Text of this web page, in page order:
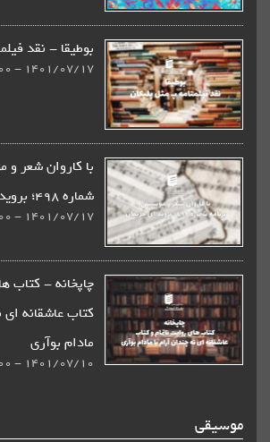
بوطیقا - نقد فیلمنامه پ مثل
1401/07/17 - 00:00
با کاروان شعر و موسیقی -
شماره 498؛ بروید ای حریفان
1401/07/17 - 00:00
چاپخانه - كتاب های روایت
کتاب عاشقانه ای نه چندان
مادام بوآری
1401/07/10 - 00:00